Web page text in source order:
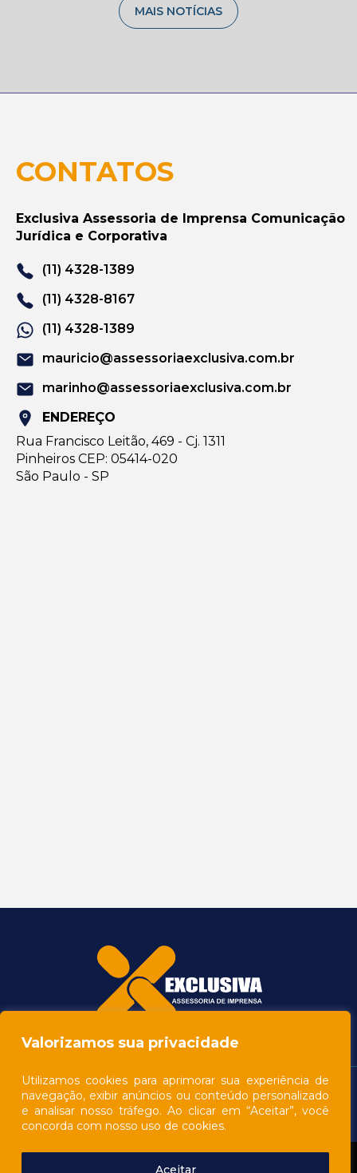
Valorizamos sua privacidade
Utilizamos cookies para aprimorar sua experiência de
navegação, exibir anúncios ou conteúdo personalizado
e analisar nosso tráfego. Ao clicar em “Aceitar”, você
concorda com nosso uso de cookies.
Aceitar
MAIS NOTÍCIAS
CONTATOS
Exclusiva Assessoria de Imprensa Comunicação
Jurídica e Corporativa
(11) 4328-1389
(11) 4328-8167
(11) 4328-1389
mauricio@assessoriaexclusiva.com.br
marinho@assessoriaexclusiva.com.br
ENDEREÇO
Rua Francisco Leitão, 469 - Cj. 1311
Pinheiros CEP: 05414-020
São Paulo - SP